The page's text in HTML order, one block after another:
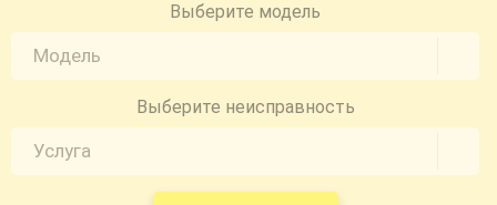
Выберите модель
Выберите неисправность